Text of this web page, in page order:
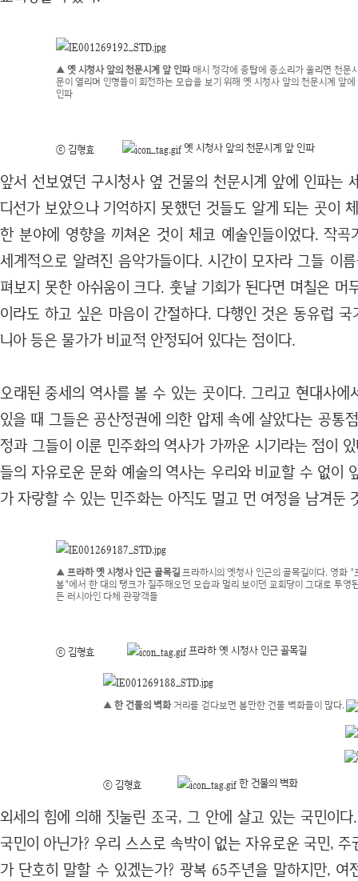
▲ 옛 시청사 앞의 천문시계 앞 인파매시 정각에 종탑에 종소리가 울리면 천문
문이 열리며 인형들이 회전하는 모습을 보기 위해 옛 시청사 앞의 천문시계 앞
인파
ⓒ 김형효 옛 시청사 앞의 천문시계 앞 인파
앞서 선보였던 구시청사 옆 건물의 천문시계 앞에 인파는
디선가 보았으나 기억하지 못했던 것들도 알게 되는 곳이
한 분야에 영향을 끼쳐온 것이 체코 예술인들이었다. 작곡
세계적으로 알려진 음악가들이다. 시간이 모자라 그들 이
펴보지 못한 아쉬움이 크다. 훗날 기회가 된다면 며칠은 머
이라도 하고 싶은 마음이 간절하다. 다행인 것은 동유럽
니아 등은 물가가 비교적 안정되어 있다는 점이다.
오래된 중세의 역사를 볼 수 있는 곳이다. 그리고 현대사에
있을 때 그들은 공산정권에 의한 압제 속에 살았다는 공통
정과 그들이 이룬 민주화의 역사가 가까운 시기라는 점이
들의 자유로운 문화 예술의 역사는 우리와 비교할 수 없이
가 자랑할 수 있는 민주화는 아직도 멀고 먼 여정을 남겨둔
▲ 프라하 옛 시청사 인근 골목길 프라하시의 옛청사 인근의 골목길이다. 영화 "
봄"에서 한 대의 탱크가 질주해오던 모습과 멀리 보이던 교회당이 그대로 투영
든 러시아인 다체 관광객들
ⓒ 김형효 프라하 옛 시청사 인근 골목길
▲ 한 건물의 벽화거리를 걷다보면 볼만한 건물 벽화들이 많다.
ⓒ 김형효 한 건물의 벽화
외세의 힘에 의해 짓눌린 조국, 그 안에 살고 있는 국민이
국민이 아닌가? 우리 스스로 속박이 없는 자유로운 국민,
가 단호히 말할 수 있겠는가? 광복 65주년을 말하지만, 여